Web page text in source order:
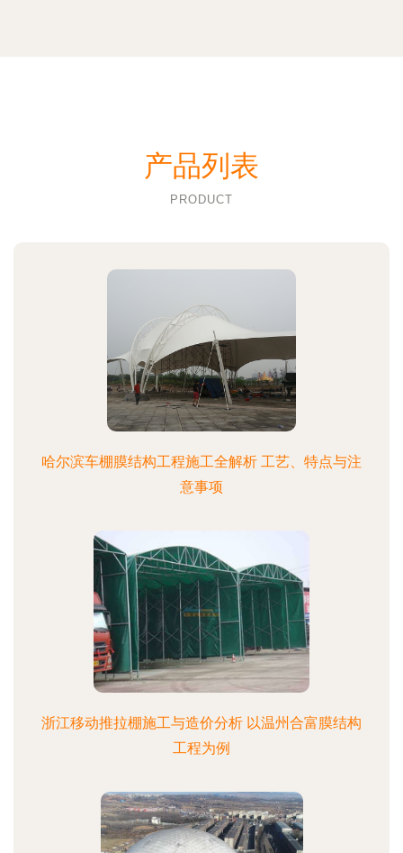
产品列表
PRODUCT
哈尔滨车棚膜结构工程施工全解析 工艺、特点与注
意事项
浙江移动推拉棚施工与造价分析 以温州合富膜结构
工程为例